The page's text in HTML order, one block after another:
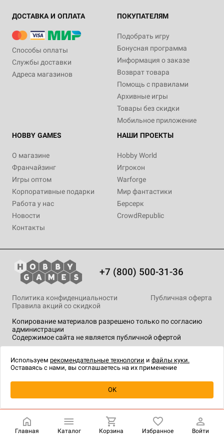
Уведомить о наличии
ДОСТАВКА И ОПЛАТА
Способы оплаты
Службы доставки
Адреса магазинов
ПОКУПАТЕЛЯМ
Подобрать игру
Бонусная программа
Информация о заказе
Возврат товара
Помощь с правилами
Архивные игры
Товары без скидки
Мобильное приложение
HOBBY GAMES
О магазине
Франчайзинг
Игры оптом
Корпоративные подарки
Работа у нас
Новости
Контакты
НАШИ ПРОЕКТЫ
Hobby World
Игрокон
Warforge
Мир фантастики
Берсерк
CrowdRepublic
+7 (800) 500-31-36
Копирование материалов разрешено только по согласию
администрации
Содержимое сайта не является публичной офертой
Политика конфиденциальности
Публичная оферта
Правила акций со скидкой
технологии.
Главная Каталог Корзина Избранное Войти
Используем рекомендательные технологии и файлы куки.
Оставаясь с нами, вы соглашаетесь на их применение
OK